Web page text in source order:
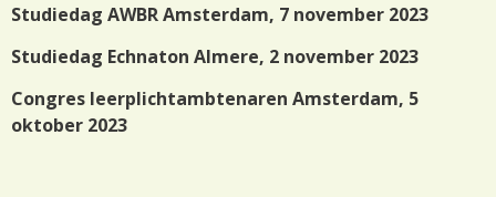
Studiedag AWBR Amsterdam, 7 november 2023
Studiedag Echnaton Almere, 2 november 2023
Congres leerplichtambtenaren Amsterdam, 5
oktober 2023